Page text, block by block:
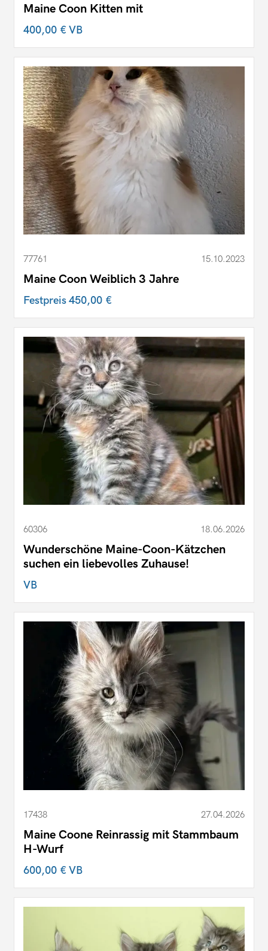
Maine Coon Kitten mit
400,00 €VB
77761 15.10.2023
Maine Coon Weiblich 3 Jahre
Festpreis450,00 €
60306 18.06.2026
Wunderschöne Maine-Coon-Kätzchen
suchen ein liebevolles Zuhause!
VB
17438 27.04.2026
Maine Coone Reinrassig mit Stammbaum
H-Wurf
600,00 €VB